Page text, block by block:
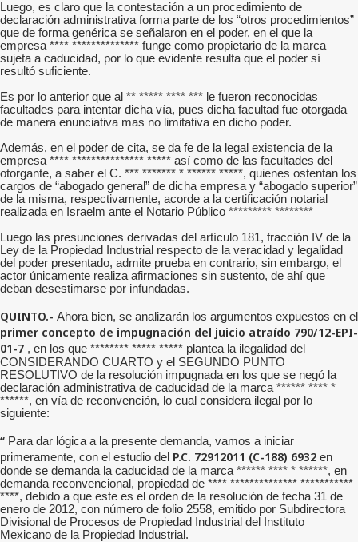
Luego, es claro que la contestación a un procedimiento de
declaración administrativa forma parte de los “otros procedimientos”
que de forma genérica se señalaron en el poder, en el que la
empresa **** ************** funge como propietario de la marca
sujeta a caducidad, por lo que evidente resulta que el poder sí
resultó suficiente.
Es por lo anterior que al ** ***** **** *** le fueron reconocidas
facultades para intentar dicha vía, pues dicha facultad fue otorgada
de manera enunciativa mas no limitativa en dicho poder.
Además, en el poder de cita, se da fe de la legal existencia de la
empresa **** *************** ***** así como de las facultades del
otorgante, a saber el C. *** ******* * ****** *****, quienes ostentan los
cargos de “abogado general” de dicha empresa y “abogado superior”
de la misma, respectivamente, acorde a la certificación notarial
realizada en Israelm ante el Notario Público ********* ********
Luego las presunciones derivadas del artículo 181, fracción IV de la
Ley de la Propiedad Industrial respecto de la veracidad y legalidad
del poder presentado, admite prueba en contrario, sin embargo, el
actor únicamente realiza afirmaciones sin sustento, de ahí que
deban desestimarse por infundadas.
QUINTO.- Ahora bien, se analizarán los argumentos expuestos en el
primer concepto de impugnación del juicio atraído 790/12-EPI-
01-7 , en los que ******** ***** ***** plantea la ilegalidad del
CONSIDERANDO CUARTO y el SEGUNDO PUNTO
RESOLUTIVO de la resolución impugnada en los que se negó la
declaración administrativa de caducidad de la marca ****** **** *
******, en vía de reconvención, lo cual considera ilegal por lo
siguiente:
“ Para dar lógica a la presente demanda, vamos a iniciar
primeramente, con el estudio del P.C. 72912011 (C-188) 6932 en
donde se demanda la caducidad de la marca ****** **** * ******, en
demanda reconvencional, propiedad de **** ************** ***********
****, debido a que este es el orden de la resolución de fecha 31 de
enero de 2012, con número de folio 2558, emitido por Subdirectora
Divisional de Procesos de Propiedad Industrial del Instituto
Mexicano de la Propiedad Industrial.